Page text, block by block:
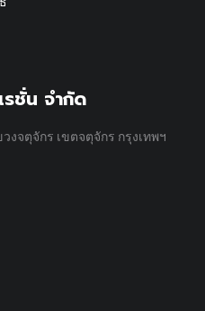
ชั่น จำกัด
จตุจักร เขตจตุจักร กรุงเทพฯ